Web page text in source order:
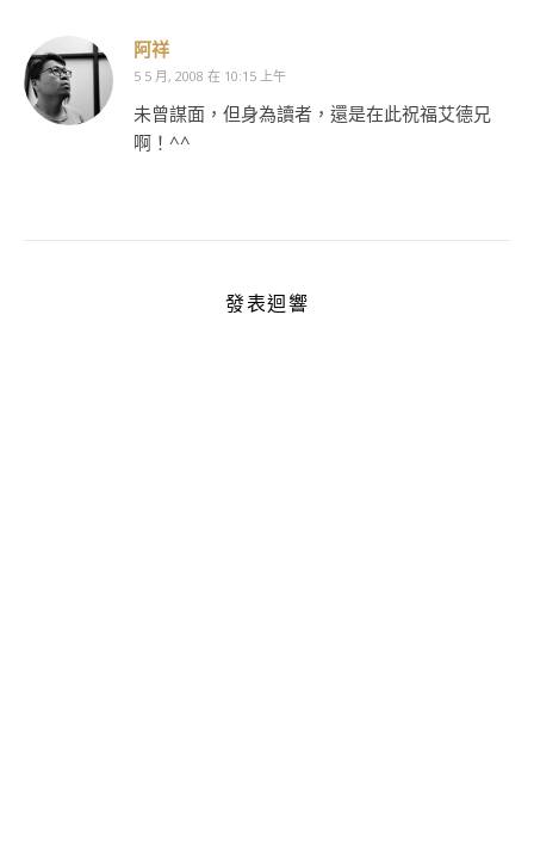
阿祥
5 5 月, 2008 在 10:15 上午
未曾謀面，但身為讀者，還是在此祝福艾德兄
啊！^^
發表迴響